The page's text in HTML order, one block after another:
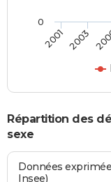
2001 2003
0
Répartition des
sexe
Données
Insee)